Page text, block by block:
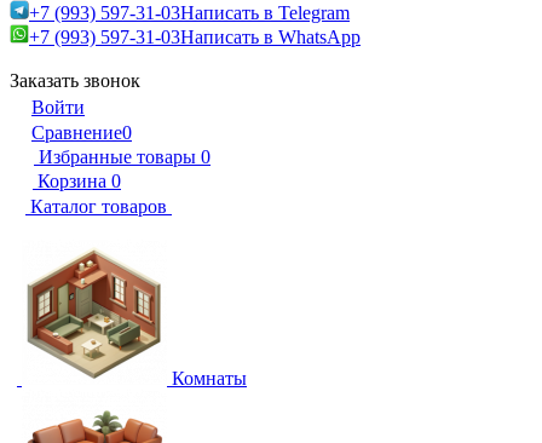
+7 (993) 597-31-03Написать в Telegram
+7 (993) 597-31-03Написать в WhatsApp
Заказать звонок
Войти
Сравнение0
Избранные товары 0
Корзина 0
Каталог товаров
Комнаты